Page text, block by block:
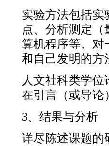
实验方法包括实
点、分析测定
算机程序等。对
和自己发明的方
人文社科类学
在引言（或导论
3、结果与分析
详尽陈述课题的